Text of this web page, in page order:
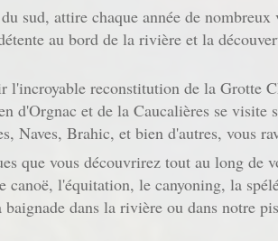
sud, attire chaque année de
au bord de la rivière et la
que vous découvrirez tout au long de
canoë, l'équitation, le canyoning, la
dans la rivière ou dans notre
reconstitution de la Grotte
d'Orgnac et de la Caucalières se visite
Naves, Brahic, et bien d'autres, vous